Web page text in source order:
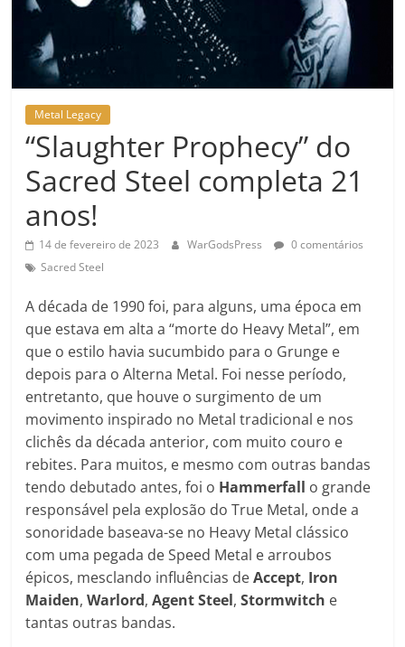
Metal Legacy
“Slaughter Prophecy” do
Sacred Steel completa 21
anos!
14 de fevereiro de 2023 WarGodsPress
0 comentários
Sacred Steel
A década de 1990 foi, para alguns, uma época em
que estava em alta a “morte do Heavy Metal”, em
que o estilo havia sucumbido para o Grunge e
depois para o Alterna Metal. Foi nesse período,
entretanto, que houve o surgimento de um
movimento inspirado no Metal tradicional e nos
clichês da década anterior, com muito couro e
rebites. Para muitos, e mesmo com outras bandas
tendo debutado antes, foi o Hammerfall o grande
responsável pela explosão do True Metal, onde a
sonoridade baseava-se no Heavy Metal clássico
com uma pegada de Speed Metal e arroubos
épicos, mesclando influências deAccept, Iron
Maiden,Warlord,Agent Steel,Stormwitch e
tantas outras bandas.